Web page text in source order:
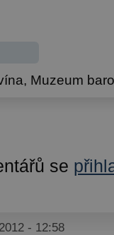
Muzeum
se
- 12:58